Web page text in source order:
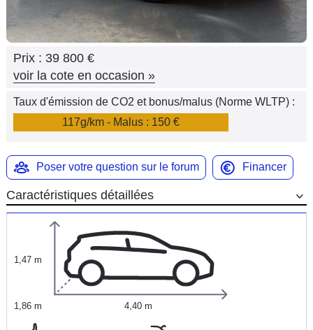
Forum
Moto
Marques
Prix : 39 800 €
voir la cote en occasion »
Taux d'émission de CO2 et bonus/malus (Norme WLTP) :
117g/km - Malus : 150 €
Poser votre question sur le forum Financer
Caractéristiques détaillées
1,47 m
1,86 m 4,40 m